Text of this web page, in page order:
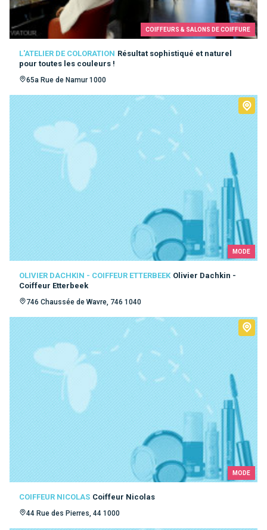
COIFFEURS & SALONS DE COIFFURE
L'ATELIER DE COLORATION Résultat sophistiqué et naturel
pour toutes les couleurs !
65a Rue de Namur 1000
MODE
OLIVIER DACHKIN - COIFFEUR ETTERBEEK Olivier Dachkin -
Coiffeur Etterbeek
746 Chaussée de Wavre, 746 1040
MODE
COIFFEUR NICOLAS Coiffeur Nicolas
44 Rue des Pierres, 44 1000